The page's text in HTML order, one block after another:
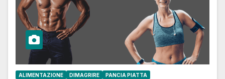
ALIMENTAZIONE DIMAGRIRE PANCIA PIATTA